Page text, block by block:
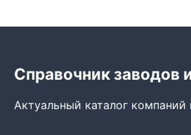
Справочник заводов
Актуальный каталог компаний